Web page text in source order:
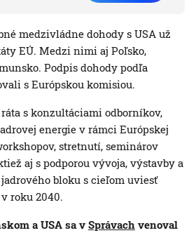
medzivládne dohody s USA už
EÚ. Medzi nimi aj Poľsko,
Podpis dohody podľa
s Európskou komisiou.
s konzultáciami odborníkov,
energie v rámci Európskej
stretnutí, seminárov
aj s podporou vývoja, výstavby a
bloku s cieľom uviesť
roku 2040.
a USA sa v Správach venoval